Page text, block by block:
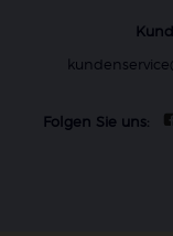
Folgen Sie uns: